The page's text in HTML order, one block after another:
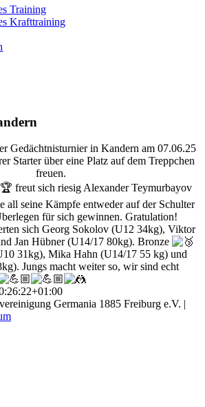
Training
Krafttraining
Gedächtnisturnier in Kandern am 07.06.25
Starter über eine Platz auf dem Treppchen
freuen.
freut sich riesig Alexander Teymurbayov
all seine Kämpfe entweder auf der Schulter
für sich gewinnen. Gratulation!
sich Georg Sokolov (U12 34kg), Viktor
Jan Hübner (U14/17 80kg). Bronze
31kg), Mika Hahn (U14/17 55 kg) und
Jungs macht weiter so, wir sind echt
Germania 1885 Freiburg e.V. |